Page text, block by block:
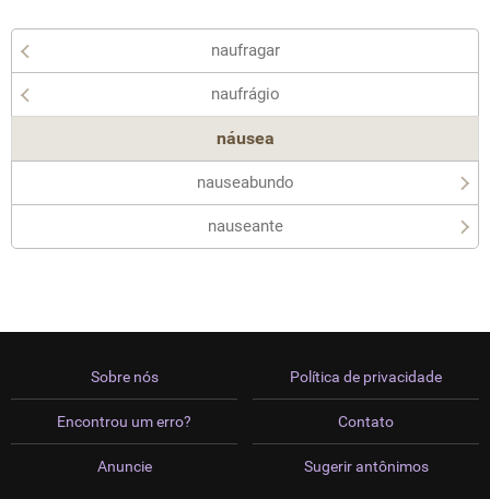
naufragar
naufrágio
náusea
nauseabundo
nauseante
Sobre nós
Encontrou um erro?
Anuncie
Política de privacidade
Contato
Sugerir antônimos